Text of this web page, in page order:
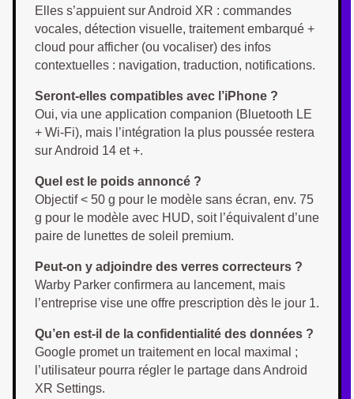
Elles s’appuient sur Android XR : commandes
vocales, détection visuelle, traitement embarqué +
cloud pour afficher (ou vocaliser) des infos
contextuelles : navigation, traduction, notifications.
Seront-elles compatibles avec l’iPhone ?
Oui, via une application companion (Bluetooth LE
+ Wi-Fi), mais l’intégration la plus poussée restera
sur Android 14 et +.
Quel est le poids annoncé ?
Objectif < 50 g pour le modèle sans écran, env. 75
g pour le modèle avec HUD, soit l’équivalent d’une
paire de lunettes de soleil premium.
Peut-on y adjoindre des verres correcteurs ?
Warby Parker confirmera au lancement, mais
l’entreprise vise une offre prescription dès le jour 1.
Qu’en est-il de la confidentialité des données ?
Google promet un traitement en local maximal ;
l’utilisateur pourra régler le partage dans Android
XR Settings.